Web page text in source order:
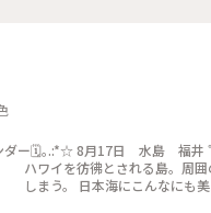
福井 ˚✧₊⁎北陸のハワイ⁎⁺˳✧༚ コバルトブルーの海との
ハワイを彷彿とされる島。周
て知らなかったです。南国の
のでしょうね。 ＃夏色さがし#福井県#水島#日本のハワイ